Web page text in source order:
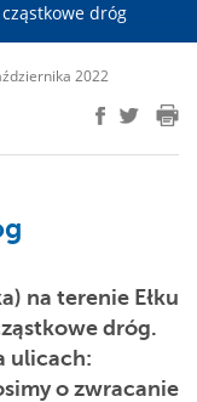
dróg
2022
na terenie Ełku
dróg.
ulicach:
o zwracanie